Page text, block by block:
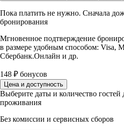
Пока платить не нужно. Сначала
бронирования
Мгновенное подтверждение
в размере удобным способом: Visa,
Сбербанк.Онлайн и др.
148 ₽ бонусов
Цена и доступность
Выберите даты и количество гостей
проживания
Без комиссии и сервисных сборов